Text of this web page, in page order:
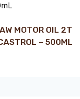
MOTOR OIL 2T
– 500ML